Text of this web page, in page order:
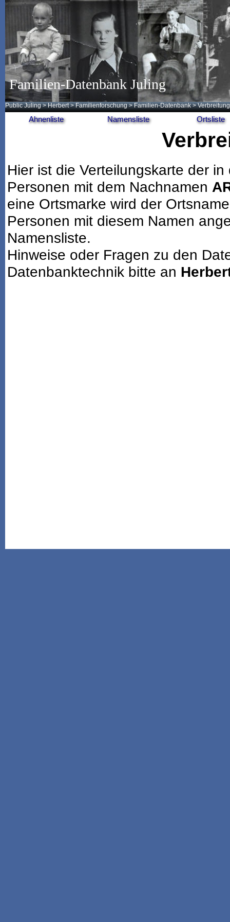
Familien-Datenbank Juling
Public Juling >Herbert >Familienforschung >Familien-Datenbank >
Ahnenliste Namensliste Ortsliste
Hier ist die Verteilungskarte der
Personen mit dem Nachnamen
eine Ortsmarke wird der
Personen mit diesem Namen
Namensliste.
Hinweise oder Fragen zu den
Datenbanktechnik bitte an